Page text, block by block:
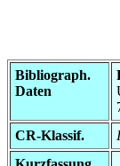
Bibliograph.
Daten
CR-Klassif.